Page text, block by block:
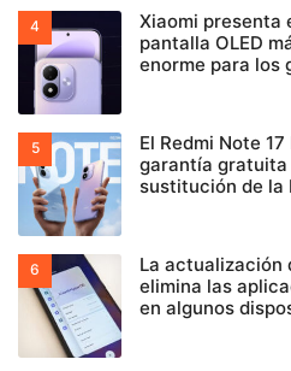
Xiaomi presenta
pantalla OLED
enorme para los
El Redmi Note
garantía gratuita
sustitución de la
La actualización
elimina las
en algunos